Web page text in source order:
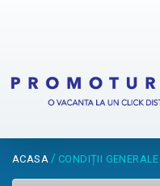
ACASA / CONDIȚII GENERALE